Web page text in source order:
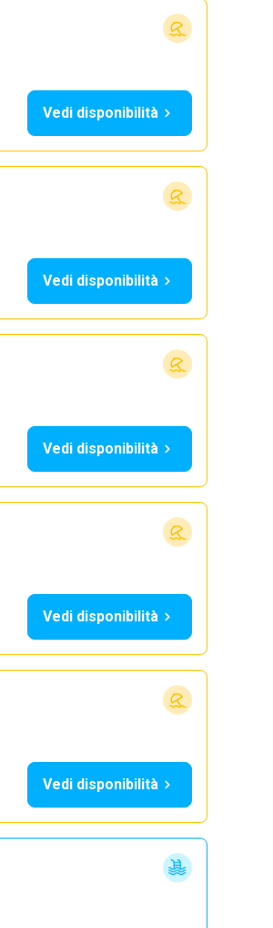
Vedi disponibilità
Vedi disponibilità
Vedi disponibilità
Vedi disponibilità
Vedi disponibilità